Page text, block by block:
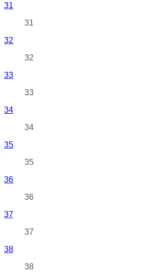
31
31
32
32
33
33
34
34
35
35
36
36
37
37
38
38